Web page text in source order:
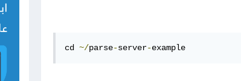
cd ~/parse-server-example